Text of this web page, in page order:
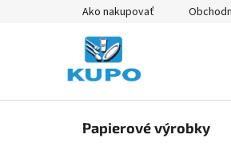
Ako nakupovať
Papierové výrobky